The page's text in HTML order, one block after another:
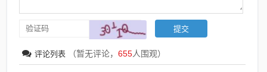
评论列表 （暂无评论，655人围观）